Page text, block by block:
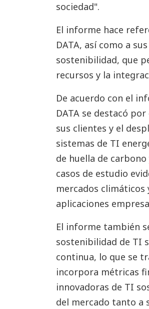
sociedad".
El informe hace
DATA, así como a
sostenibilidad, que
recursos y la
De acuerdo con el
DATA se destacó
sus clientes y el
sistemas de TI
de huella de
casos de estudio
mercados
aplicaciones
El informe también
sostenibilidad de TI
continua, lo que se
incorpora métricas
innovadoras de TI
del mercado tanto a